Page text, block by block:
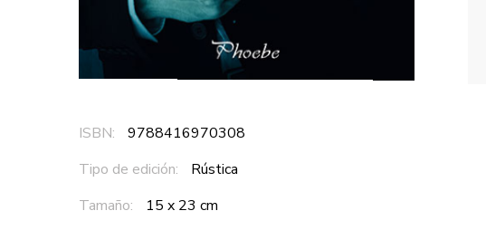
ISBN:
9788416970308
Tipo de edición:
Rústica
Tamaño:
15 x 23 cm